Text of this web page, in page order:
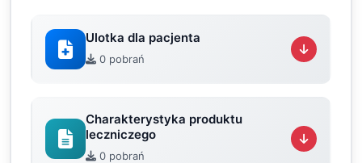
Ulotka dla pacjenta
0 pobrań
Charakterystyka produktu
leczniczego
0 pobrań